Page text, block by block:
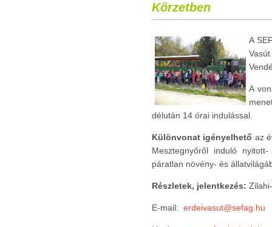
Körzetben
A
A
délután 14 órai indulással.
Különvonat igényelhető az
Mesztegnyőről induló
páratlan növény- és
Részletek, jelentkezés:
E-mail: erdeivasut@sefag.hu